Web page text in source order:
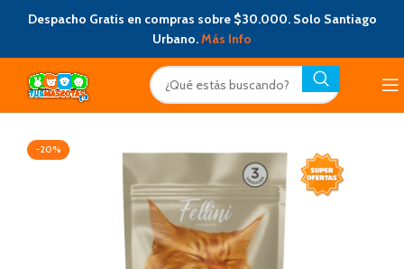
Despacho Gratis en compras sobre $30.000. Solo Santiago
Urbano.Más Info
-20%